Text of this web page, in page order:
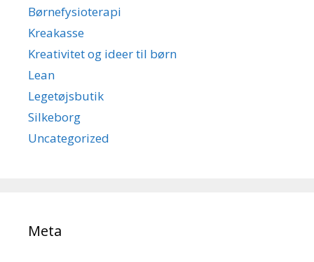
Børnefysioterapi
Kreakasse
Kreativitet og ideer til børn
Lean
Legetøjsbutik
Silkeborg
Uncategorized
Meta